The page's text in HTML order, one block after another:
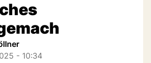
- 10:34